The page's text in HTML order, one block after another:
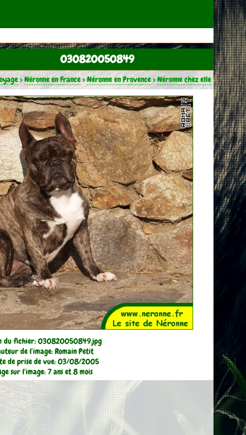
030820050849
>Néronne en France>Néronne en Provence>Néronne chez elle
du fichier: 030820050849.jpg
de l'image: Romain Petit
de prise de vue: 03/08/2005
sur l'image: 7 ans et 8 mois